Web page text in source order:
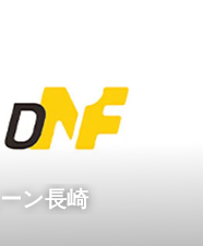
詳細を見る
ン長崎